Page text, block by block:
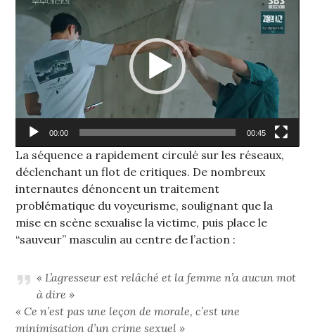
vidéo
00:00 00:45
La séquence a rapidement circulé sur les réseaux,
déclenchant un flot de critiques. De nombreux
internautes dénoncent un traitement
problématique du voyeurisme, soulignant que la
mise en scène sexualise la victime, puis place le
“sauveur” masculin au centre de l’action :
« L’agresseur est relâché et la femme n’a aucun mot
à dire »
« Ce n’est pas une leçon de morale, c’est une
minimisation d’un crime sexuel »